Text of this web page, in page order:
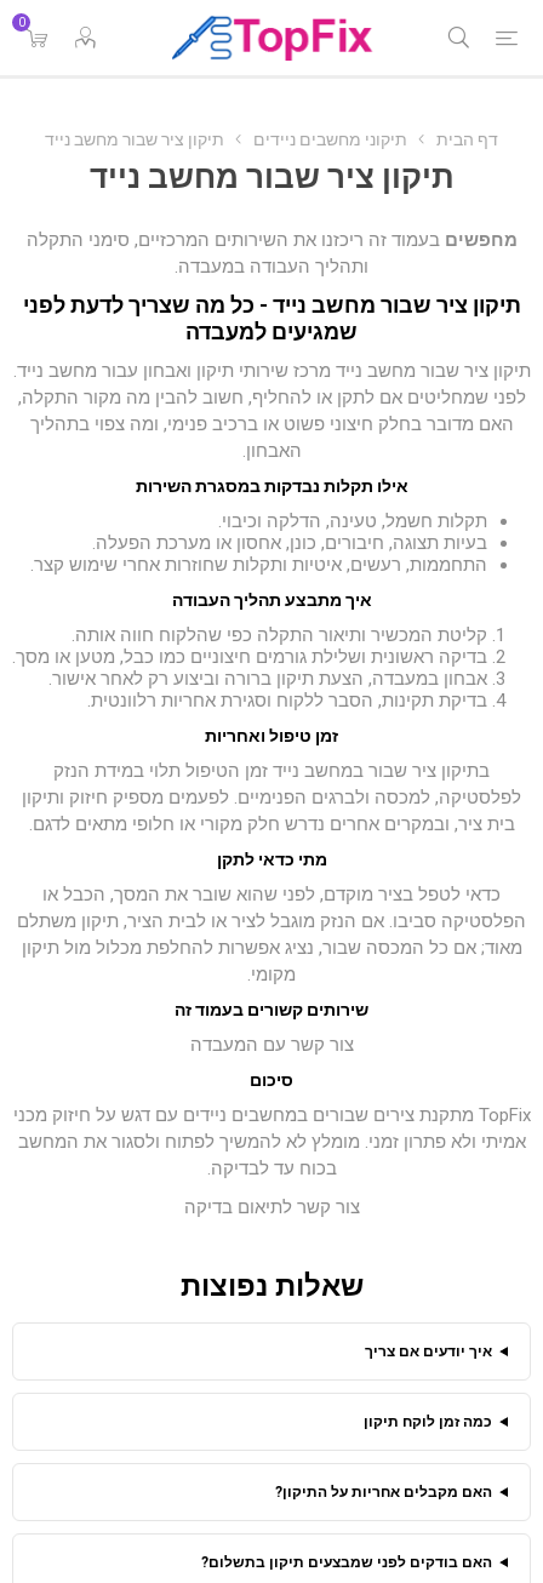
0
דף הבית תיקוני מחשבים ניידים תיקון ציר שבור מחשב נייד
תיקון ציר שבור מחשב נייד
מחפשיםבעמוד זה ריכזנו את השירותים המרכזיים, סימני התקלה
ותהליך העבודה במעבדה.
תיקון ציר שבור מחשב נייד - כל מה שצריך לדעת לפני
שמגיעים למעבדה
תיקון ציר שבור מחשב נייד מרכז שירותי תיקון ואבחון עבור מחשב נייד.
לפני שמחליטים אם לתקן או להחליף, חשוב להבין מה מקור התקלה,
האם מדובר בחלק חיצוני פשוט או ברכיב פנימי, ומה צפוי בתהליך
האבחון.
אילו תקלות נבדקות במסגרת השירות
תקלות חשמל, טעינה, הדלקה וכיבוי.
בעיות תצוגה, חיבורים, כונן, אחסון או מערכת הפעלה.
התחממות, רעשים, איטיות ותקלות שחוזרות אחרי שימוש קצר.
איך מתבצע תהליך העבודה
קליטת המכשיר ותיאור התקלה כפי שהלקוח חווה אותה.
בדיקה ראשונית ושלילת גורמים חיצוניים כמו כבל, מטען או מסך.
אבחון במעבדה, הצעת תיקון ברורה וביצוע רק לאחר אישור.
בדיקת תקינות, הסבר ללקוח וסגירת אחריות רלוונטית.
זמן טיפול ואחריות
בתיקון ציר שבור במחשב נייד זמן הטיפול תלוי במידת הנזק
לפלסטיקה, למכסה ולברגים הפנימיים. לפעמים מספיק חיזוק ותיקון
בית ציר, ובמקרים אחרים נדרש חלק מקורי או חלופי מתאים לדגם.
מתי כדאי לתקן
כדאי לטפל בציר מוקדם, לפני שהוא שובר את המסך, הכבל או
הפלסטיקה סביבו. אם הנזק מוגבל לציר או לבית הציר, תיקון משתלם
מאוד; אם כל המכסה שבור, נציג אפשרות להחלפת מכלול מול תיקון
מקומי.
שירותים קשורים בעמוד זה
צור קשר עם המעבדה
סיכום
TopFix מתקנת צירים שבורים במחשבים ניידים עם דגש על חיזוק מכני
אמיתי ולא פתרון זמני. מומלץ לא להמשיך לפתוח ולסגור את המחשב
בכוח עד לבדיקה.
צור קשר לתיאום בדיקה
שאלות נפוצות
איך יודעים אם צריך
כמה זמן לוקח תיקון
האם מקבלים אחריות על התיקון?
האם בודקים לפני שמבצעים תיקון בתשלום?